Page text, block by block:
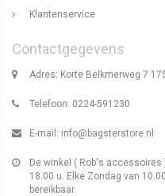
Klantenservice
Contactgegevens
Adres: Korte Belkmerweg 7
Telefoon: 0224-591230
E-mail: info@bagsterstore.nl
De winkel ( Rob's
18.00 u. Elke Zondag van
bereikbaar.